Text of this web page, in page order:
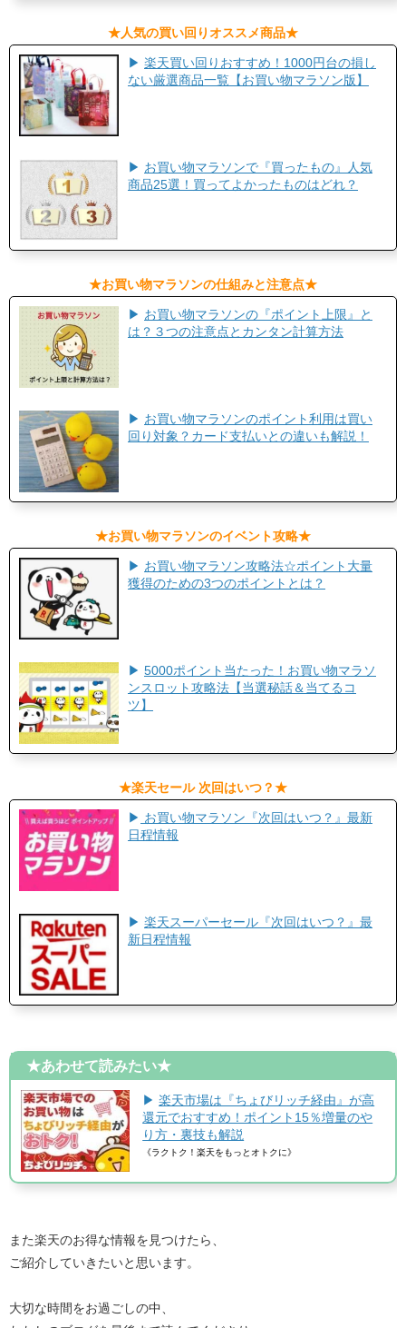
​★人気の買い回りオススメ商品★​
▶ 楽天買い回りおすすめ！1000円台の損し
ない厳選商品一覧【お買い物マラソン版】
▶ お買い物マラソンで『買ったもの』人気
商品25選！買ってよかったものはどれ？
​★お買い物マラソンの仕組みと注意点★​
▶ お買い物マラソンの『ポイント上限』と
は？３つの注意点とカンタン計算方法
▶ お買い物マラソンのポイント利用は買い
回り対象？カード支払いとの違いも解説！
​★お買い物マラソンのイベント攻略★​
▶ お買い物マラソン攻略法☆ポイント大量
獲得のための3つのポイントとは？
▶ 5000ポイント当たった！お買い物マラソ
ンスロット攻略法【当選秘話＆当てるコ
ツ】
​★楽天セール 次回はいつ？★​
▶ お買い物マラソン『次回はいつ？』最新
日程情報
▶ 楽天スーパーセール『次回はいつ？』最
新日程情報
★あわせて読みたい★
▶楽天市場は『ちょびリッチ経由』が高
還元でおすすめ！ポイント15％増量のや
り方・裏技も解説
《ラクトク！楽天をもっとオトクに》
また楽天のお得な情報を見つけたら、
ご紹介していきたいと思います。
大切な時間をお過ごしの中、